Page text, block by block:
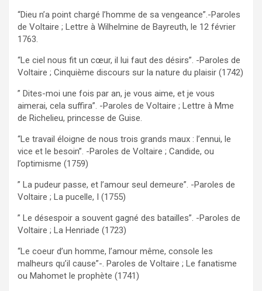
“Dieu n’a point chargé l’homme de sa vengeance”.-Paroles
de Voltaire ; Lettre à Wilhelmine de Bayreuth, le 12 février
1763.
“Le ciel nous fit un cœur, il lui faut des désirs”. -Paroles de
Voltaire ; Cinquième discours sur la nature du plaisir (1742)
” Dites-moi une fois par an, je vous aime, et je vous
aimerai, cela suffira”. -Paroles de Voltaire ; Lettre à Mme
de Richelieu, princesse de Guise.
“Le travail éloigne de nous trois grands maux : l’ennui, le
vice et le besoin”. -Paroles de Voltaire ; Candide, ou
l’optimisme (1759)
” La pudeur passe, et l’amour seul demeure”. -Paroles de
Voltaire ; La pucelle, I (1755)
” Le désespoir a souvent gagné des batailles”. -Paroles de
Voltaire ; La Henriade (1723)
“Le coeur d’un homme, l’amour même, console les
malheurs qu’il cause”-. Paroles de Voltaire ; Le fanatisme
ou Mahomet le prophète (1741)